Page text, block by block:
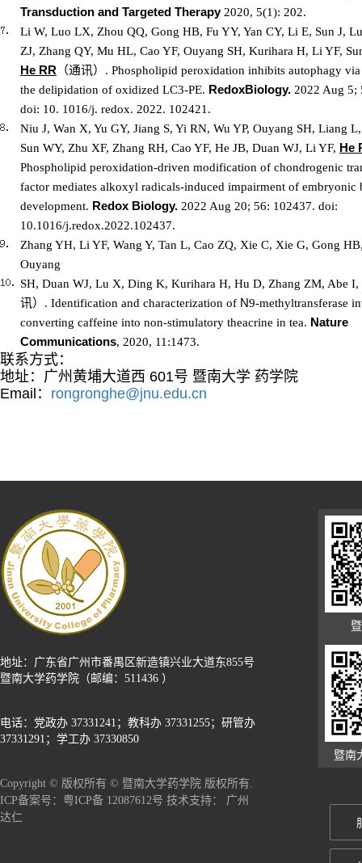
Transduction and Targeted Therapy2020, 5(1): 202.
Li W, Luo LX, Zhou QQ, Gong HB, Fu YY, Yan CY, Li E, Sun J,
ZJ, Zhang QY, Mu HL, Cao YF, Ouyang SH, Kurihara H, Li YF,
He RR （通讯） . Phospholipid peroxidation inhibits autophagy
the delipidation of oxidized LC3-PE. RedoxBiology. 2022 Aug 5;
doi: 10. 1016/j. redox. 2022. 102421.
Niu J, Wan X, Yu GY, Jiang S, Yi RN, Wu YP, Ouyang SH, Liang
Sun WY, Zhu XF, Zhang RH, Cao YF, He JB, Duan WJ, Li YF, He
Phospholipid peroxidation-driven modification of chondrogenic
factor mediates alkoxyl radicals-induced impairment of embryonic
development. Redox Biology. 2022 Aug 20; 56: 102437. doi:
10.1016/j.redox.2022.102437.
Zhang YH, Li YF, Wang Y, Tan L, Cao ZQ, Xie C, Xie G, Gong
Ouyang
SH, Duan WJ, Lu X, Ding K, Kurihara H, Hu D, Zhang ZM, Abe I,
讯） . Identification and characterization of N9-methyltransferase
converting caffeine into non-stimulatory theacrine in tea. Nature
Communications, 2020, 11:1473.
联系方式：
地址：广州黄埔大道西 601号 暨南大学 药学院
Email ： rongronghe@jnu.edu.cn
地址：广东省广州市番禺区新造镇兴业大道东855号
暨南大学药学院（邮编：511436 ）
电话：党政办 37331241；教科办 37331255；研管办
37331291；学工办 37330850
Copyright © 版权所有 © 暨南大学药学院 版权所有.
ICP备案号：粤ICP备 12087612号 技术支持： 广州
达仁
暨南